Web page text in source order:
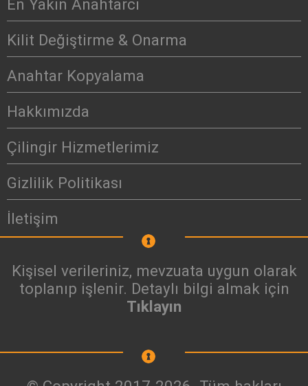
En Yakın Anahtarcı
Kilit Değiştirme & Onarma
Anahtar Kopyalama
Hakkımızda
Çilingir Hizmetlerimiz
Gizlilik Politikası
İletişim
Kişisel verileriniz, mevzuata uygun olarak
toplanıp işlenir. Detaylı bilgi almak için
Tıklayın